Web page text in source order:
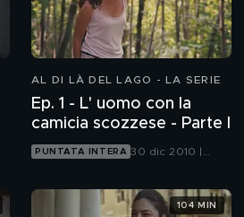
AL DI LÀ DEL LAGO - LA SERIE
Ep. 1 - L' uomo con la
camicia scozzese - Parte I
PUNTATA INTERA 30 dic 2010 |
104 MIN